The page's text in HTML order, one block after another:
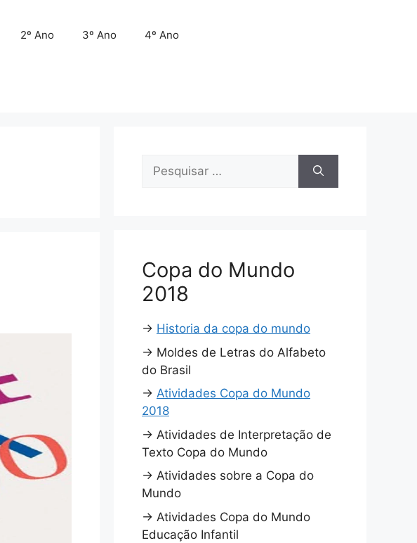
2º Ano 3º Ano 4º Ano
Pesquisar
Copa do Mundo
2018
→ Historia da copa do mundo
→ Moldes de Letras do Alfabeto
do Brasil
→ Atividades Copa do Mundo
2018
→ Atividades de Interpretação de
Texto Copa do Mundo
→ Atividades sobre a Copa do
Mundo
→ Atividades Copa do Mundo
Educação Infantil